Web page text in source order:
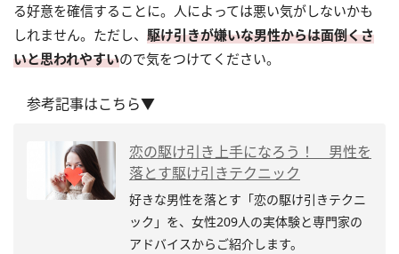
る好意を確信することに。人によっては悪い気がしないかも
しれません。ただし、 駆け引きが嫌いな男性からは面倒くさ
いと思われやすいので気をつけてください。
参考記事はこちら▼
恋の駆け引き上手になろう！ 男性を
落とす駆け引きテクニック
好きな男性を落とす「恋の駆け引きテクニ
ック」を、女性209人の実体験と専門家の
アドバイスからご紹介します。